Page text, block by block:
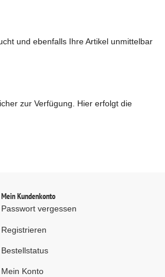
und ebenfalls Ihre Artikel unmittelbar
zur Verfügung. Hier erfolgt die
Mein Kundenkonto
Passwort vergessen
Registrieren
Bestellstatus
Mein Konto